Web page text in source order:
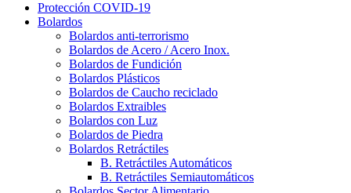
Protección COVID-19
Bolardos
Bolardos anti-terrorismo
Bolardos de Acero / Acero Inox.
Bolardos de Fundición
Bolardos Plásticos
Bolardos de Caucho reciclado
Bolardos Extraibles
Bolardos con Luz
Bolardos de Piedra
Bolardos Retráctiles
B. Retráctiles Automáticos
B. Retráctiles Semiautomáticos